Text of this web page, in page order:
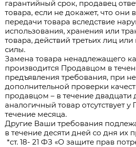
гарантийный срок, продавец
товара, если не докажет, что они
передачи товара вследствие
использования, хранения или
товара, действий третьих лиц
силы.
Замена товара ненадлежащего
производится Продавцом в
предъявления требования, при
дополнительной проверки
продавцом – в течение двадцати
аналогичный товар отсутствует у
течение месяца.
Другие Ваши требования
в течение десяти дней со дня их
*ст. 18- 21 ФЗ «О защите прав